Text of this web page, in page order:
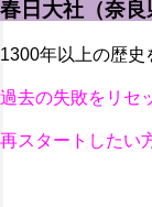
春日大社（奈良
1300年以上の歴史
過去の失敗をリセ
再スタートしたい